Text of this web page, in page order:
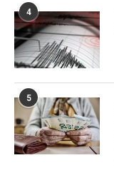
4
5